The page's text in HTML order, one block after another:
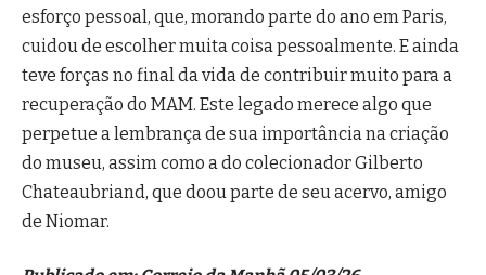
esforço pessoal, que, morando parte do ano em Paris,
cuidou de escolher muita coisa pessoalmente. E ainda
teve forças no final da vida de contribuir muito para a
recuperação do MAM. Este legado merece algo que
perpetue a lembrança de sua importância na criação
do museu, assim como a do colecionador Gilberto
Chateaubriand, que doou parte de seu acervo, amigo
de Niomar.